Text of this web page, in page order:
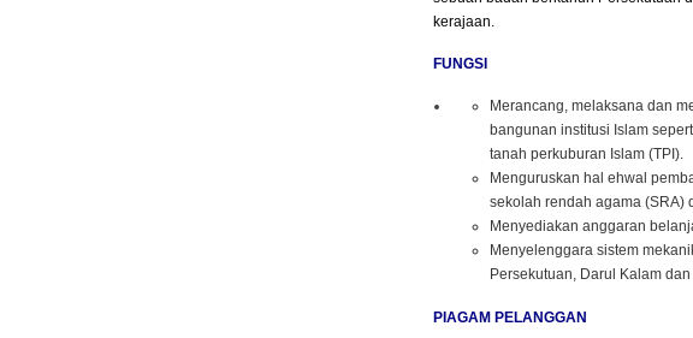
kerajaan.
FUNGSI
Merancang, melaksana dan
bangunan institusi Islam
tanah perkuburan Islam (TPI).
Menguruskan hal ehwal
sekolah rendah agama (SRA)
Menyediakan anggaran
Menyelenggara sistem
Persekutuan, Darul Kalam
PIAGAM PELANGGAN